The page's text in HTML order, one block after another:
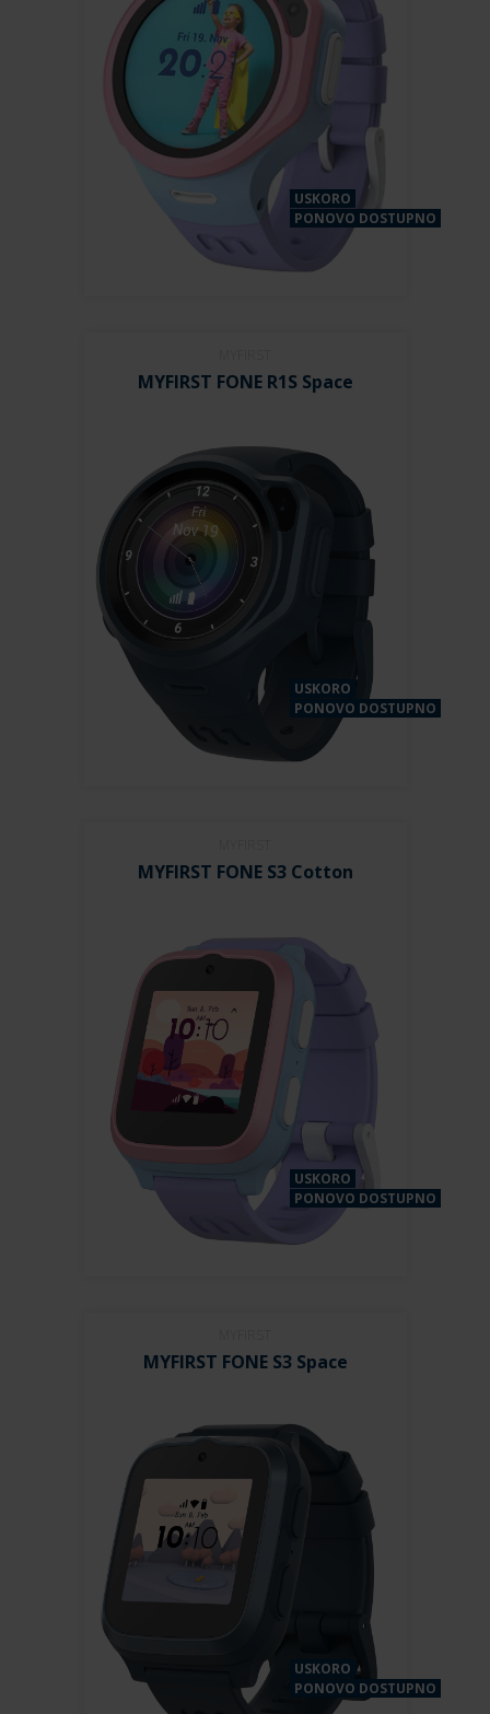
USKORO
PONOVO DOSTUPNO
MYFIRST FONE R1S Space
USKORO
PONOVO DOSTUPNO
MYFIRST FONE S3 Cotton
USKORO
PONOVO DOSTUPNO
MYFIRST FONE S3 Space
USKORO
PONOVO DOSTUPNO